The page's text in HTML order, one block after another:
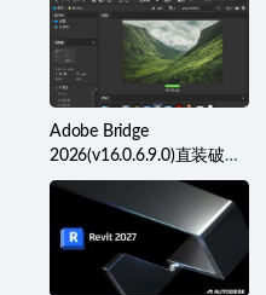
Adobe Bridge
2026(v16.0.6.9.0)直装破解
版(简称BR2026)